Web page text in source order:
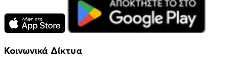
Κοινωνικά Δίκτυα